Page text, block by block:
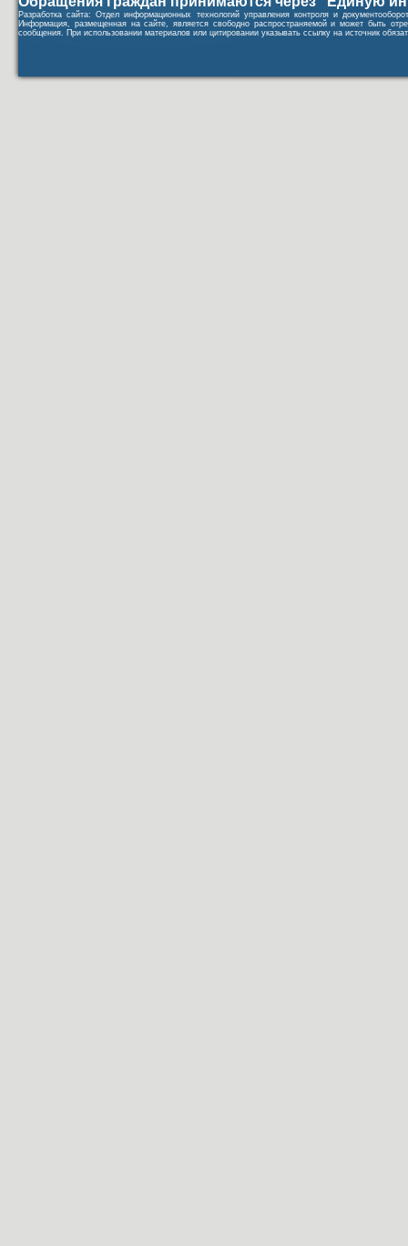
Разработка сайта: Отдел информационных технологий управления контроля и
Информация, размещенная на сайте, является свободно распространяемой и может быть
сообщения. При использовании материалов или цитировании указывать ссылку на источник